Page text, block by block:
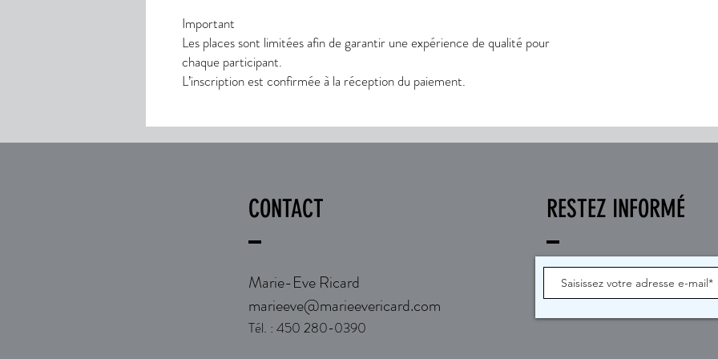
Important
Les places sont limitées afin de garantir une expérience de qualité pour
chaque participant.
L’inscription est confirmée à la réception du paiement.
CONTACT
Marie-Eve Ricard
marieeve@marieevericard.com
Tél. : 450 280-0390
RESTEZ INFORMÉ